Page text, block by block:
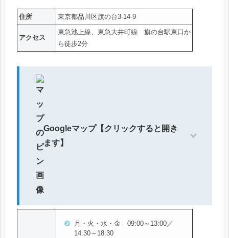
住所 東京都品川区旗の台3-14-9
アクセス
東急池上線、東急大井町線 旗の台駅東口か
ら徒歩2分
Googleマップ【クリックすると開き
ます】
月・火・水・金 09:00～13:00／
14:30～18:30